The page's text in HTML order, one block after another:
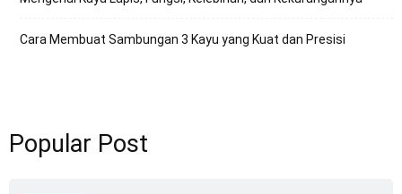
Cara Membuat Sambungan 3 Kayu yang Kuat dan Presisi
Popular Post